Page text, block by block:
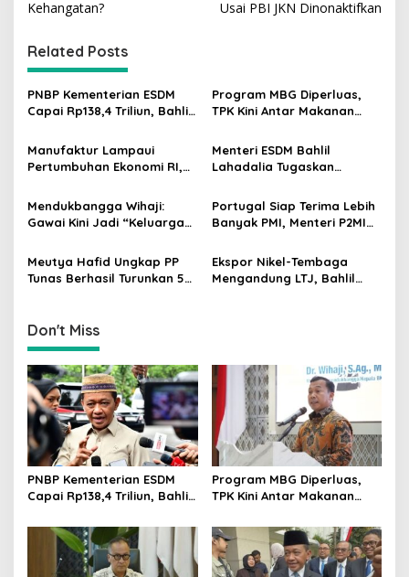
n
a
v
g
a
t
i
o
n
Kehangatan?
Usai PBI JKN Dinonaktifkan
Related Posts
PNBP Kementerian ESDM
Capai Rp138,4 Triliun, Bahlil
Akuntabilitas
Program MBG Diperluas,
TPK Kini Antar Makanan
Balita
Manufaktur Lampaui
Pertumbuhan Ekonomi RI,
Soroti Keberhasilan
Industrialisasi
Menteri ESDM Bahlil
Lahadalia Tugaskan
Pengadaan Migas dan
Pengawasan Kualitas BBM
Mendukbangga Wihaji:
Gawai Kini Jadi “Keluarga
Perkuat Pengasuhan Anak
Portugal Siap Terima Lebih
Banyak PMI, Menteri P2MI
Penyelesaian MoU
Meutya Hafid Ungkap PP
Tunas Berhasil Turunkan 5
Ekspor Nikel-Tembaga
Mengandung LTJ, Bahlil
Don't Miss
PNBP Kementerian ESDM
Capai Rp138,4 Triliun, Bahlil
Akuntabilitas
Program MBG Diperluas,
TPK Kini Antar Makanan
Balita